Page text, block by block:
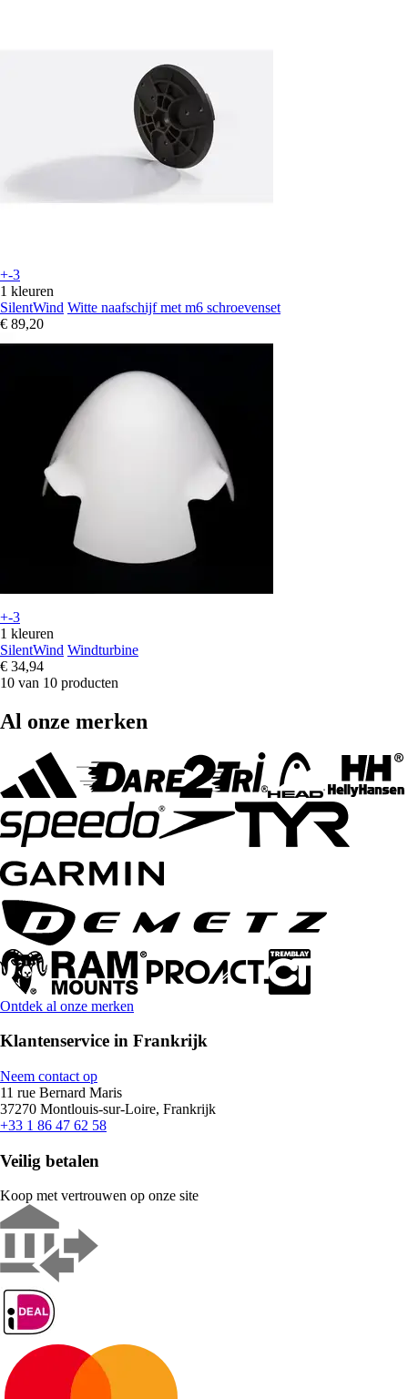
+-3
1 kleuren
SilentWind Witte naafschijf met m6 schroevenset
€ 89,20
+-3
1 kleuren
SilentWind Windturbine
€ 34,94
10 van 10 producten
Al onze merken
Ontdek al onze merken
Klantenservice in Frankrijk
Neem contact op
11 rue Bernard Maris
37270 Montlouis-sur-Loire, Frankrijk
+33 1 86 47 62 58
Veilig betalen
Koop met vertrouwen op onze site